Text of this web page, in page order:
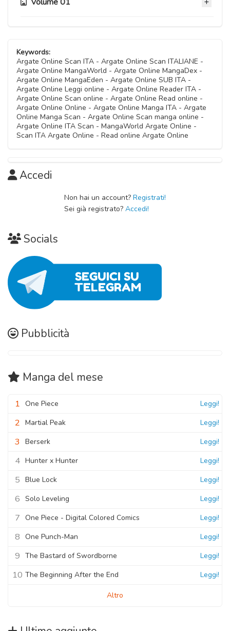
Capitolo 28
30 Maggio 2021
Capitolo 27
09 Aprile 2021
Capitolo 26
Capitolo 25
Capitolo 22
08 Novembre 2020
Capitolo 21
08 Novembre 2020
Capitolo 20
Capitolo 18
Capitolo 17
Capitolo 16
08 Novembre 2020
Capitolo 14
08 Novembre 2020
Capitolo 13
08 Novembre 2020
Capitolo 11
Capitolo 10
Capitolo 09
Capitolo 07
08 Novembre 2020
Capitolo 06
08 Novembre 2020
08 Novembre 2020
Capitolo 02
Capitolo 01
Keywords:
Argate Online Scan ITA - Argate Online Scan ITALIANE -
Argate Online MangaWorld - Argate Online MangaDex -
Argate Online MangaEden - Argate Online SUB ITA -
Argate Online Leggi online - Argate Online Reader ITA -
Argate Online Scan online - Argate Online Read online -
Argate Online Online - Argate Online Manga ITA - Argate
Online Manga Scan - Argate Online Scan manga online -
Argate Online ITA Scan - MangaWorld Argate Online -
Scan ITA Argate Online - Read online Argate Online
Accedi
Non hai un account? Registrati!
Sei già registrato? Accedi!
Socials
Pubblicità
Manga del mese
1 One Piece Leggi!
2 Martial Peak Leggi!
3 Berserk Leggi!
4 Hunter x Hunter Leggi!
5 Blue Lock Leggi!
6 Solo Leveling Leggi!
7 One Piece - Digital Colored Comics Leggi!
8 One Punch-Man Leggi!
9 The Bastard of Swordborne Leggi!
10 The Beginning After the End Leggi!
Altro